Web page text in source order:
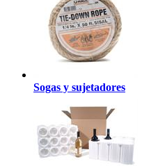
Sogas y sujetadores